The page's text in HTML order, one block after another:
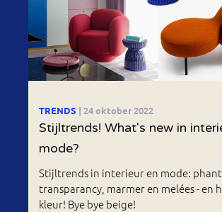
TRENDS | 24 oktober 2022
Stijltrends! What's new in
mode?
Stijltrends in interieur en mode:
transparancy, marmer en melées - en
kleur! Bye bye beige!